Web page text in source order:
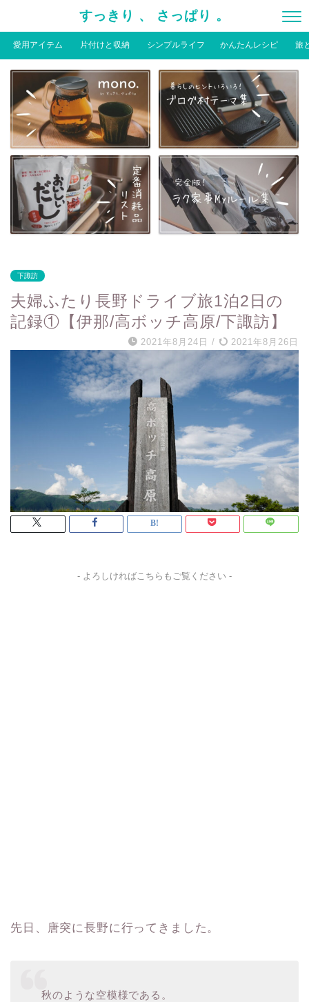
すっきり 、 さっぱり 。
愛用アイテム 片付けと収納 シンプルライフ かんたんレシピ 旅
下諏訪
夫婦ふたり長野ドライブ旅1泊2日の
記録①【伊那/高ボッチ高原/下諏訪】
2021年8月24日 / 2021年8月26日
- よろしければこちらもご覧ください -
先日、唐突に長野に行ってきました。
秋のような空模様である。